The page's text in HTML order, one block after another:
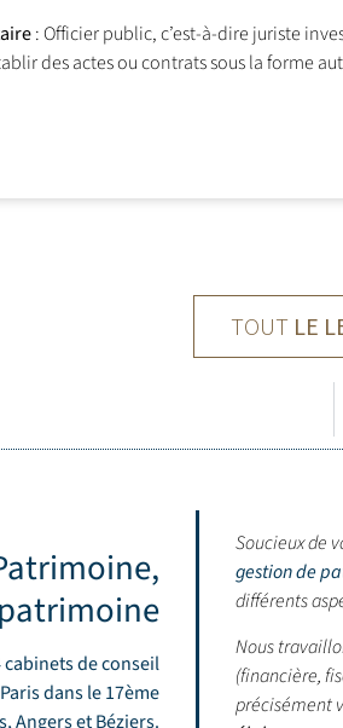
: Officier public, c’est-à-dire juriste
des actes ou contrats sous la forme
TOUT LE
cabinets de conseil
dans le 17ème
,AngersetBéziers.
Soucieux de
gestion de
différents
Nous
(financière,
précisément